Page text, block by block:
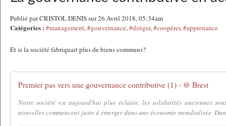
Publié par CRISTOL DENIS sur 26 Avril 2018, 05:34am
Catégories : #management,#gouvernance,#diriger,#coopérer,#apprenance
Et si la société fabriquait plus de biens communs?
Premier pas vers une gouvernance contributive (1) - @ Brest
Notre société est aujourd'hui plus éclatée, les solidarités anciennes
nouvelles commencent juste à émerger dans une économie mondialisée.